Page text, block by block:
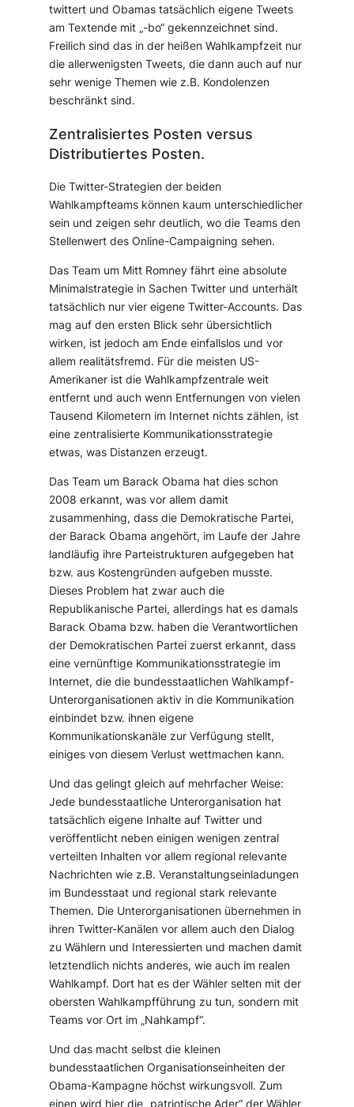
twittert und Obamas tatsächlich eigene Tweets
am Textende mit „-bo“ gekennzeichnet sind.
Freilich sind das in der heißen Wahlkampfzeit nur
die allerwenigsten Tweets, die dann auch auf nur
sehr wenige Themen wie z.B. Kondolenzen
beschränkt sind.
Zentralisiertes Posten versus
Distributiertes Posten.
Die Twitter-Strategien der beiden
Wahlkampfteams können kaum unterschiedlicher
sein und zeigen sehr deutlich, wo die Teams den
Stellenwert des Online-Campaigning sehen.
Das Team um Mitt Romney fährt eine absolute
Minimalstrategie in Sachen Twitter und unterhält
tatsächlich nur vier eigene Twitter-Accounts. Das
mag auf den ersten Blick sehr übersichtlich
wirken, ist jedoch am Ende einfallslos und vor
allem realitätsfremd. Für die meisten US-
Amerikaner ist die Wahlkampfzentrale weit
entfernt und auch wenn Entfernungen von vielen
Tausend Kilometern im Internet nichts zählen, ist
eine zentralisierte Kommunikationsstrategie
etwas, was Distanzen erzeugt.
Das Team um Barack Obama hat dies schon
2008 erkannt, was vor allem damit
zusammenhing, dass die Demokratische Partei,
der Barack Obama angehört, im Laufe der Jahre
landläufig ihre Parteistrukturen aufgegeben hat
bzw. aus Kostengründen aufgeben musste.
Dieses Problem hat zwar auch die
Republikanische Partei, allerdings hat es damals
Barack Obama bzw. haben die Verantwortlichen
der Demokratischen Partei zuerst erkannt, dass
eine vernünftige Kommunikationsstrategie im
Internet, die die bundesstaatlichen Wahlkampf-
Unterorganisationen aktiv in die Kommunikation
einbindet bzw. ihnen eigene
Kommunikationskanäle zur Verfügung stellt,
einiges von diesem Verlust wettmachen kann.
Und das gelingt gleich auf mehrfacher Weise:
Jede bundesstaatliche Unterorganisation hat
tatsächlich eigene Inhalte auf Twitter und
veröffentlicht neben einigen wenigen zentral
verteilten Inhalten vor allem regional relevante
Nachrichten wie z.B. Veranstaltungseinladungen
im Bundesstaat und regional stark relevante
Themen. Die Unterorganisationen übernehmen in
ihren Twitter-Kanälen vor allem auch den Dialog
zu Wählern und Interessierten und machen damit
letztendlich nichts anderes, wie auch im realen
Wahlkampf. Dort hat es der Wähler selten mit der
obersten Wahlkampfführung zu tun, sondern mit
Teams vor Ort im „Nahkampf“.
Und das macht selbst die kleinen
bundesstaatlichen Organisationseinheiten der
Obama-Kampagne höchst wirkungsvoll. Zum
einen wird hier die „patriotische Ader“ der Wähler